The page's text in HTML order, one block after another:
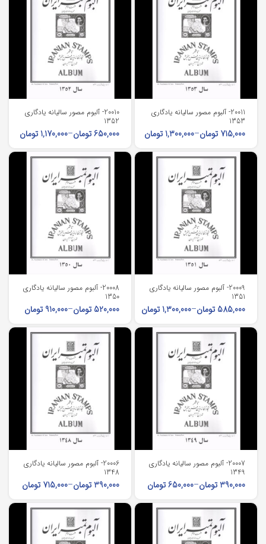
20011- آلبوم مصور سالیانه یادگاری
1353
715,000 تومان–
1,300,000 تومان
20010- آلبوم مصور سالیانه یادگاری
1352
650,000تومان–
1,170,000 تومان
20009- آلبوم مصور سالیانه یادگاری
1351
585,000 تومان–
1,300,000 تومان
20008- آلبوم مصور سالیانه یادگاری
1350
520,000 تومان–
910,000 تومان
20007- آلبوم مصور سالیانه یادگاری
1349
390,000تومان–
650,000تومان
20006- آلبوم مصور سالیانه یادگاری
1348
390,000تومان–
715,000 تومان